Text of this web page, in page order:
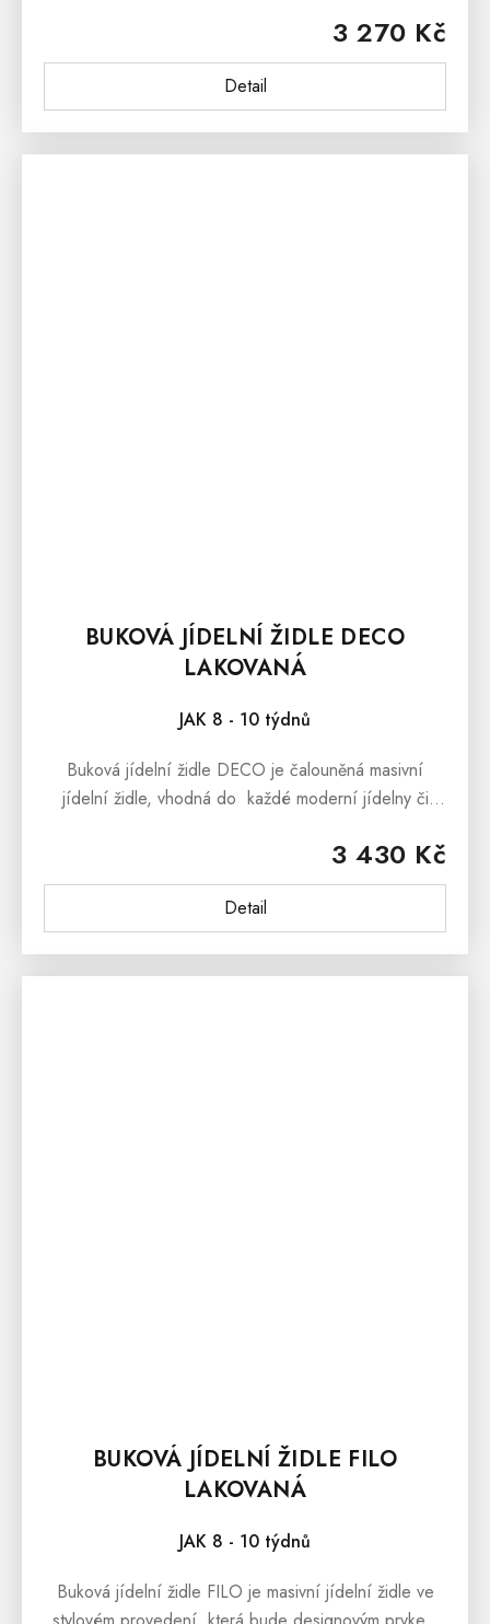
3 270 Kč
Detail
BUKOVÁ JÍDELNÍ ŽIDLE DECO
LAKOVANÁ
JAK 8 - 10 týdnů
3 430 Kč
Detail
Buková jídelní židle DECO je čalouněná masivní
jídelní židle, vhodná do každé moderní jídelny či
BUKOVÁ JÍDELNÍ ŽIDLE FILO
LAKOVANÁ
JAK 8 - 10 týdnů
Buková jídelní židle FILO je masivní jídelní židle ve